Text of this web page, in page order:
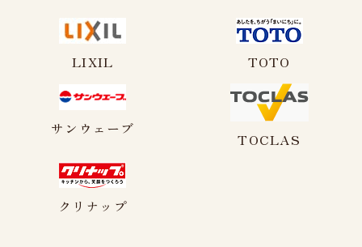
LIXIL TOTO
サンウェーブ
TOCLAS
クリナップ